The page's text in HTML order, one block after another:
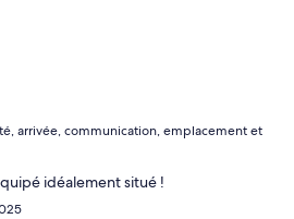
arrivée, communication, emplacement et
idéalement situé !